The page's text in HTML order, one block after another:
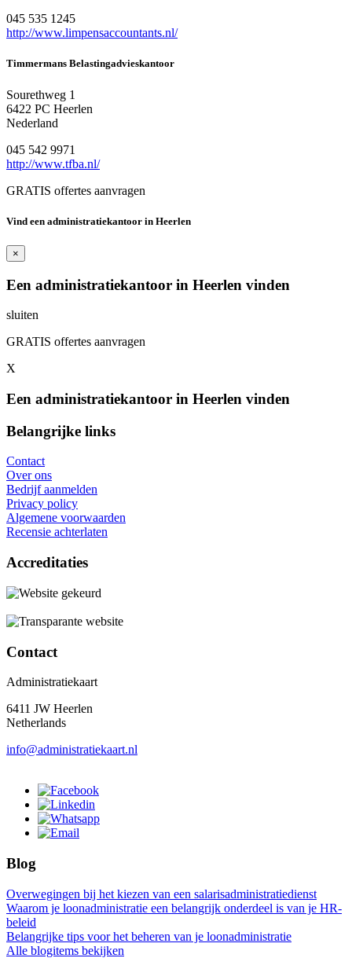
045 535 1245
http://www.limpensaccountants.nl/
Timmermans Belastingadvieskantoor
Sourethweg 1
6422 PC Heerlen
Nederland
045 542 9971
http://www.tfba.nl/
GRATIS offertes aanvragen
Vind een administratiekantoor in Heerlen
×
Een administratiekantoor in Heerlen vinden
sluiten
GRATIS offertes aanvragen
X
Een administratiekantoor in Heerlen vinden
Belangrijke links
Contact
Over ons
Bedrijf aanmelden
Privacy policy
Algemene voorwaarden
Recensie achterlaten
Accreditaties
Contact
Administratiekaart
6411 JW Heerlen
Netherlands
info@administratiekaart.nl
Blog
Overwegingen bij het kiezen van een salarisadministratiedienst
Waarom je loonadministratie een belangrijk onderdeel is van je HR-
beleid
Belangrijke tips voor het beheren van je loonadministratie
Alle blogitems bekijken